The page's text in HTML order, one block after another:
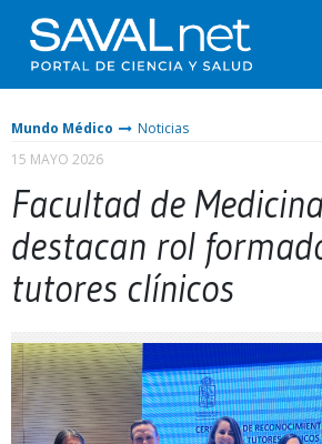
Mundo Médico
Noticias
15 MAYO 2026
Facultad de
destacan rol
tutores clínicos